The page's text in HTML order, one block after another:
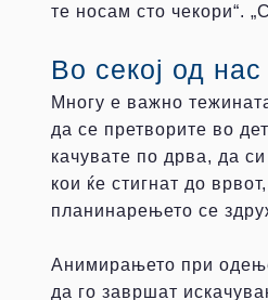
те носам сто чекори“.
Во секој од
Многу е важно
да се претворите во
качувате по дрва, да
кои ќе стигнат до
планинарењето се
Анимирањето при
да го завршат